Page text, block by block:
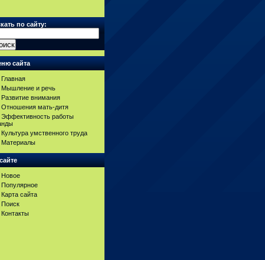
по сайту:
сайта
Главная
Мышление и речь
Развитие внимания
Отношения мать-дитя
Эффективность работы
Культура умственного труда
Материалы
Новое
Популярное
Карта сайта
Поиск
Контакты